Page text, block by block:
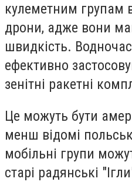
кулеметним групам
дрони, адже вони
швидкість.
ефективно
зенітні ракетні
Це можуть бути
менш відомі
мобільні групи
старі радянські